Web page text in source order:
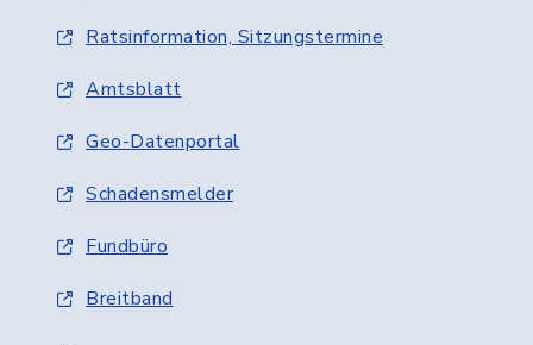
Ratsinformation, Sitzungstermine
Amtsblatt
Geo-Datenportal
Schadensmelder
Fundbüro
Breitband